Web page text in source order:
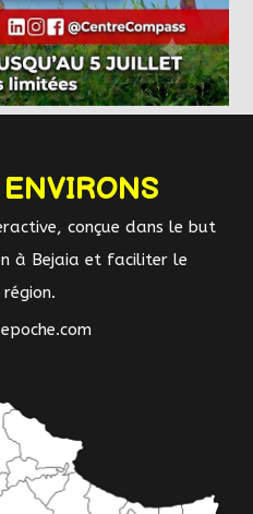
conçue dans le but
à Bejaia et faciliter le